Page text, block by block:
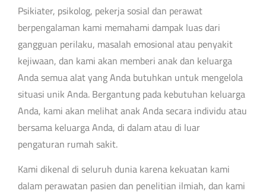
Psikiater, psikolog, pekerja sosial dan perawat
berpengalaman kami memahami dampak luas dari
gangguan perilaku, masalah emosional atau penyakit
kejiwaan, dan kami akan memberi anak dan keluarga
Anda semua alat yang Anda butuhkan untuk mengelola
situasi unik Anda. Bergantung pada kebutuhan keluarga
Anda, kami akan melihat anak Anda secara individu atau
bersama keluarga Anda, di dalam atau di luar
pengaturan rumah sakit.
Kami dikenal di seluruh dunia karena kekuatan kami
dalam perawatan pasien dan penelitian ilmiah, dan kami